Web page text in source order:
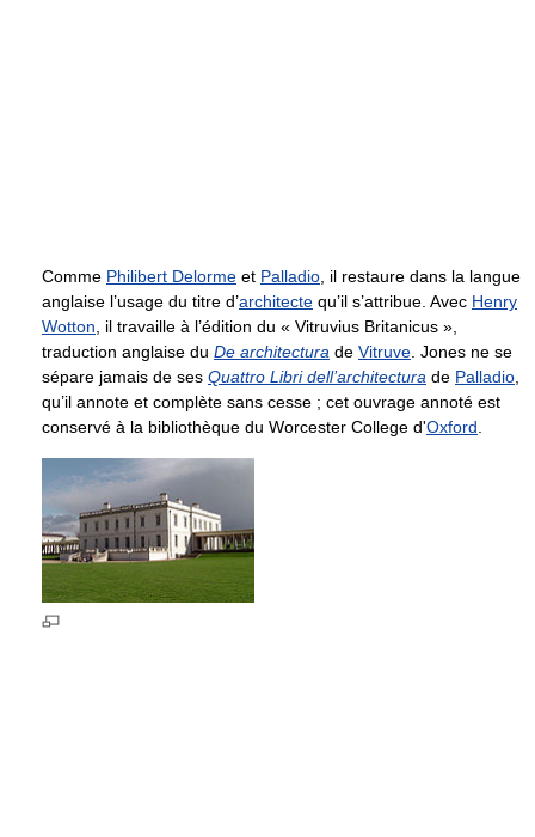
Comme Philibert Delorme et Palladio , il restaure dans la langue
anglaise l’usage du titre d’architecte qu’il s’attribue. Avec Henry
Wotton , il travaille à l’édition du « Vitruvius Britanicus »,
traduction anglaise du De architectura de Vitruve . Jones ne se
sépare jamais de ses Quattro Libri dell’architectura de Palladio
qu’il annote et complète sans cesse ; cet ouvrage annoté est
conservé à la bibliothèque du Worcester College d'Oxford